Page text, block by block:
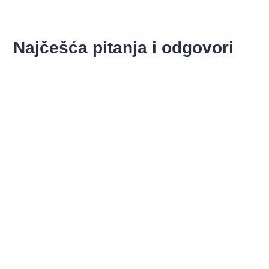
Najčešća pitanja i odgovori